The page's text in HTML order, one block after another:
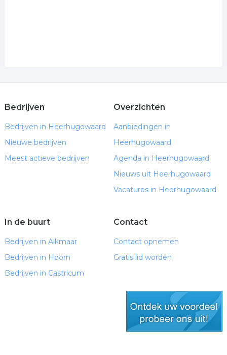
Bedrijven
Bedrijven in Heerhugowaard
Nieuwe bedrijven
Meest actieve bedrijven
Overzichten
Aanbiedingen in
Heerhugowaard
Agenda in Heerhugowaard
Nieuws uit Heerhugowaard
Vacatures in Heerhugowaard
In de buurt
Bedrijven in Alkmaar
Bedrijven in Hoorn
Bedrijven in Castricum
Contact
Contact opnemen
Gratis lid worden